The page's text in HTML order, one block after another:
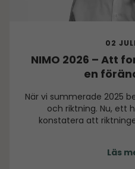
02
NIMO 2026 – Att
en
När vi summerade 2025
och riktning. Nu, ett
konstatera att
Läs